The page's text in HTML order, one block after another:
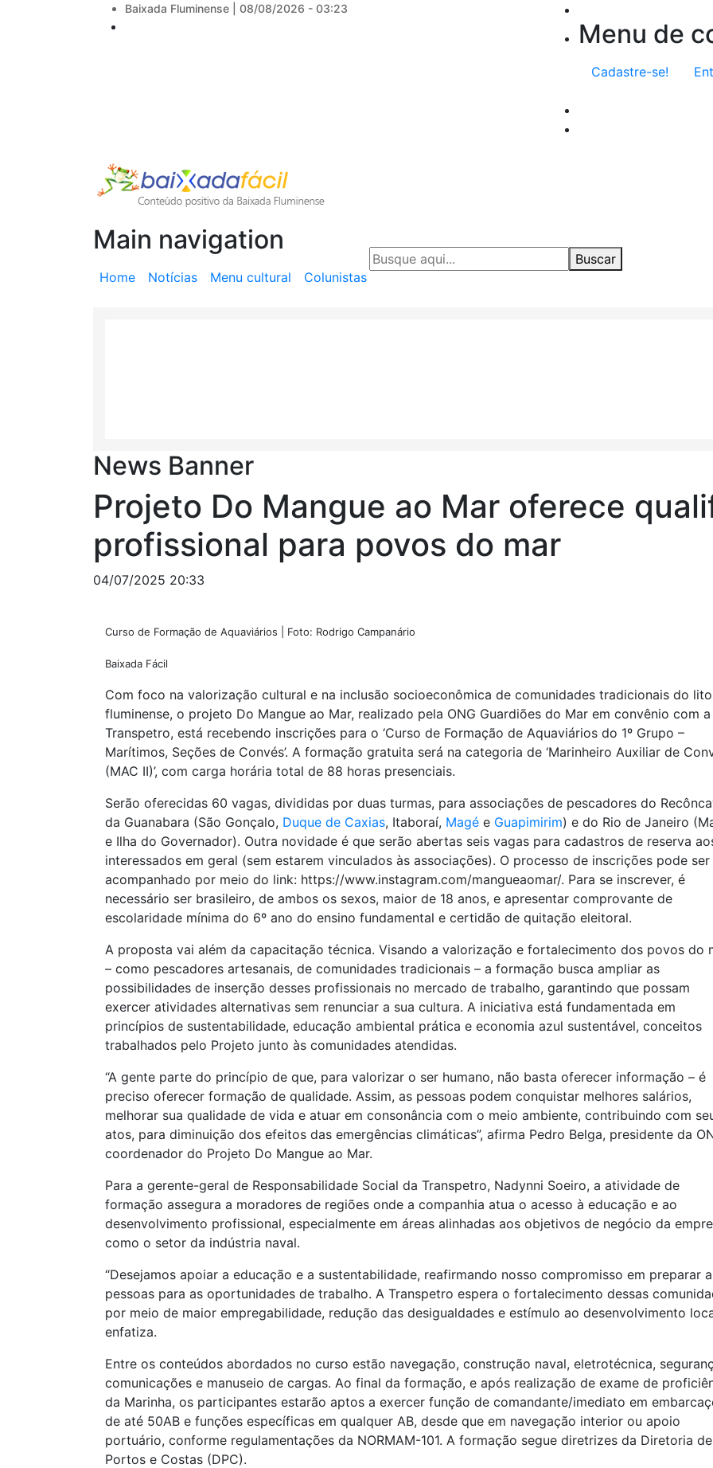
Baixada Fluminense | 08/08/2026 - 03:23
Menu de
Cadastre-se!
Main navigation
Home Notícias Menu cultural Colunistas
Buscar
News Banner
Projeto Do Mangue ao Mar oferece
profissional para povos do mar
04/07/2025 20:33
Curso de Formação de Aquaviários | Foto: Rodrigo Campanário
Baixada Fácil
Com foco na valorização cultural e na inclusão socioeconômica de comunidades tradicionais do
fluminense, o projeto Do Mangue ao Mar, realizado pela ONG Guardiões do Mar em convênio com a
Transpetro, está recebendo inscrições para o ‘Curso de Formação de Aquaviários do 1º Grupo –
Marítimos, Seções de Convés’. A formação gratuita será na categoria de ‘Marinheiro Auxiliar de
(MAC II)’, com carga horária total de 88 horas presenciais.
Serão oferecidas 60 vagas, divididas por duas turmas, para associações de pescadores do
da Guanabara (São Gonçalo, Duque de Caxias, Itaboraí, Magé e Guapimirim) e do Rio de Janeiro
e Ilha do Governador). Outra novidade é que serão abertas seis vagas para cadastros de reserva
interessados em geral (sem estarem vinculados às associações). O processo de inscrições pode ser
acompanhado por meio do link: https://www.instagram.com/mangueaomar/. Para se inscrever, é
necessário ser brasileiro, de ambos os sexos, maior de 18 anos, e apresentar comprovante de
escolaridade mínima do 6º ano do ensino fundamental e certidão de quitação eleitoral.
A proposta vai além da capacitação técnica. Visando a valorização e fortalecimento dos povos do
– como pescadores artesanais, de comunidades tradicionais – a formação busca ampliar as
possibilidades de inserção desses profissionais no mercado de trabalho, garantindo que possam
exercer atividades alternativas sem renunciar a sua cultura. A iniciativa está fundamentada em
princípios de sustentabilidade, educação ambiental prática e economia azul sustentável, conceitos
trabalhados pelo Projeto junto às comunidades atendidas.
“A gente parte do princípio de que, para valorizar o ser humano, não basta oferecer informação – é
preciso oferecer formação de qualidade. Assim, as pessoas podem conquistar melhores salários,
melhorar sua qualidade de vida e atuar em consonância com o meio ambiente, contribuindo com
atos, para diminuição dos efeitos das emergências climáticas”, afirma Pedro Belga, presidente da
coordenador do Projeto Do Mangue ao Mar.
Para a gerente-geral de Responsabilidade Social da Transpetro, Nadynni Soeiro, a atividade de
formação assegura a moradores de regiões onde a companhia atua o acesso à educação e ao
desenvolvimento profissional, especialmente em áreas alinhadas aos objetivos de negócio da
como o setor da indústria naval.
“Desejamos apoiar a educação e a sustentabilidade, reafirmando nosso compromisso em preparar
pessoas para as oportunidades de trabalho. A Transpetro espera o fortalecimento dessas
por meio de maior empregabilidade, redução das desigualdades e estímulo ao desenvolvimento
enfatiza.
Entre os conteúdos abordados no curso estão navegação, construção naval, eletrotécnica,
comunicações e manuseio de cargas. Ao final da formação, e após realização de exame de
da Marinha, os participantes estarão aptos a exercer função de comandante/imediato em
de até 50AB e funções específicas em qualquer AB, desde que em navegação interior ou apoio
portuário, conforme regulamentações da NORMAM-101. A formação segue diretrizes da Diretoria de
Portos e Costas (DPC).